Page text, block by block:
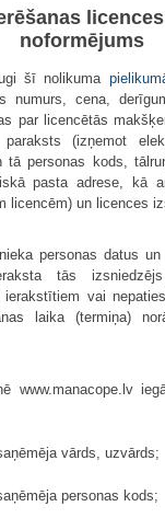
noformējums
šī nolikuma
numurs, cena,
par licencētās
(izņemot
tā personas kods,
pasta adrese, kā
licencēm) un licences
personas datus
tās
vai
laika (termiņa)
www.manacope.lv
vārds, uzvārds;
personas kods;